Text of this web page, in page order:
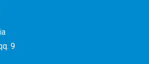
9